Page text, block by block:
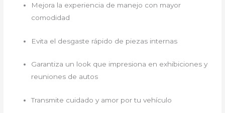
Mejora la experiencia de manejo con mayor
comodidad
Evita el desgaste rápido de piezas internas
Garantiza un look que impresiona en exhibiciones y
reuniones de autos
Transmite cuidado y amor por tu vehículo